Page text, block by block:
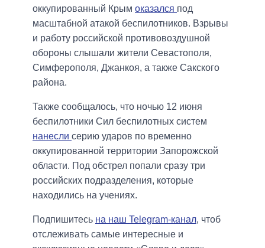
оккупированный Крым оказался под
масштабной атакой беспилотников. Взрывы
и работу российской противовоздушной
обороны слышали жители Севастополя,
Симферополя, Джанкоя, а также Сакского
района.
Также сообщалось, что ночью 12 июня
беспилотники Сил беспилотных систем
нанесли серию ударов по временно
оккупированной территории Запорожской
области. Под обстрел попали сразу три
российских подразделения, которые
находились на учениях.
Подпишитесь на наш Telegram-канал, чтоб
отслеживать самые интересные и